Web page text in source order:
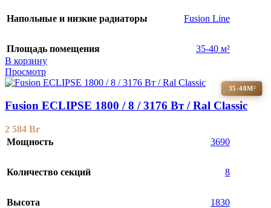
Напольные и низкие радиаторы Fusion Line
Площадь помещения
35-40 м²
В корзину
Просмотр
35-40М²
Fusion ECLIPSE 1800 / 8 / 3176 Вт / Ral Classic
2 584 Br
Мощность
3690
Количество секций 8
Высота 1830